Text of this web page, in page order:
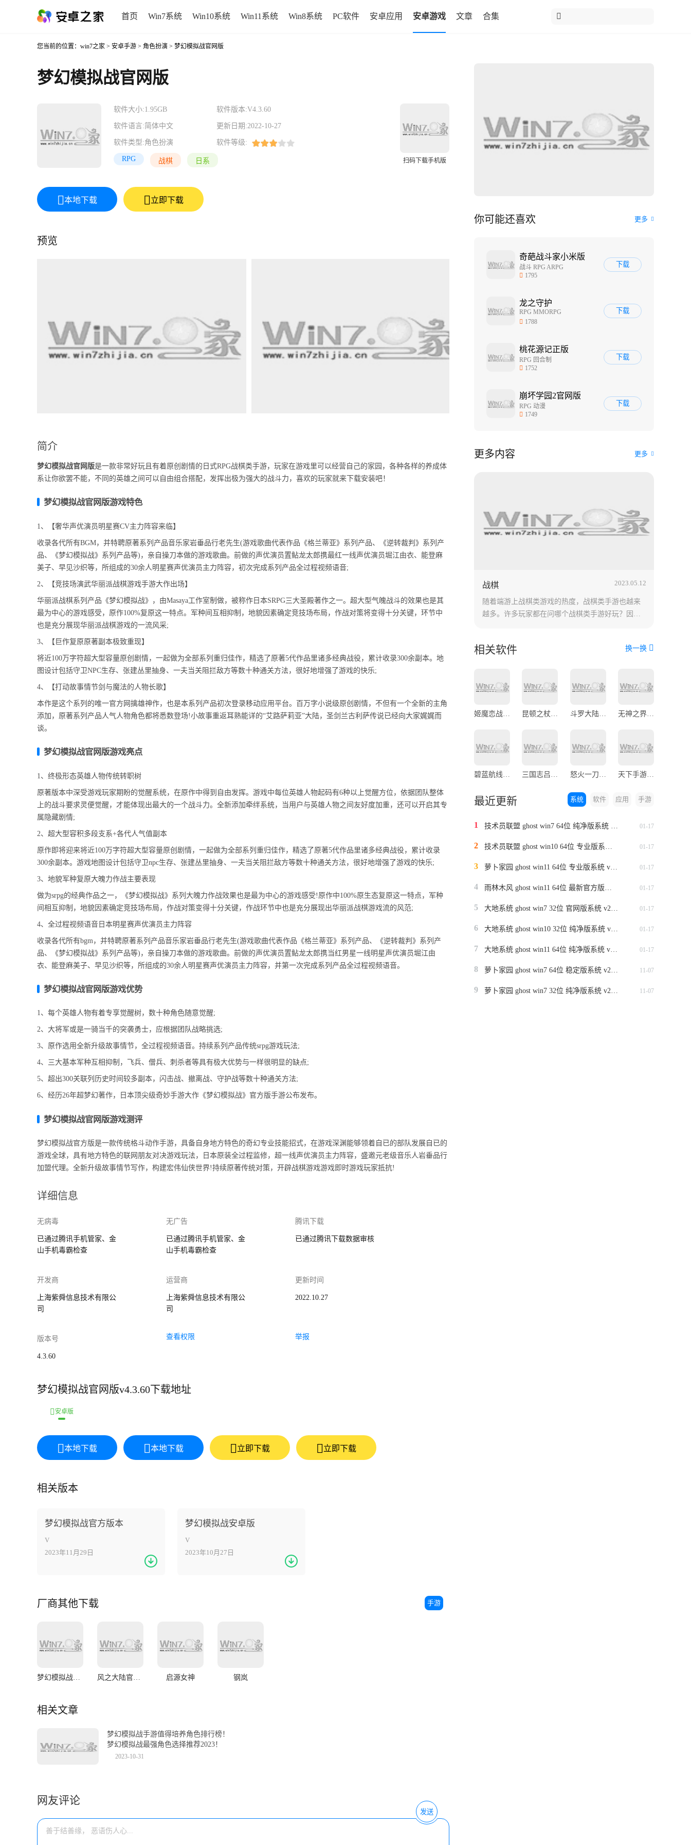
首页 Win7系统 Win10系统 Win11系统 Win8系统 PC软件 安卓应用 安卓游戏 文章 合集
您当前的位置： win7之家 > 安卓手游 > 角色扮演 > 梦幻模拟战官网版
梦幻模拟战官网版
软件大小:1.95GB 软件版本:V4.3.60
软件语言:简体中文 更新日期:2022-10-27
软件类型:角色扮演 软件等级:
RPG 战棋 日系 扫码下载手机版
本地下载 立即下载
预览
简介
梦幻模拟战官网版是一款非常好玩且有着原创剧情的日式RPG战棋类手游，玩家在游戏里可以经营自己的家园，各种各样的养成体
系让你欲罢不能，不同的英雄之间可以自由组合搭配，发挥出极为强大的战斗力，喜欢的玩家就来下载安装吧！
梦幻模拟战官网版游戏特色
1、【奢华声优演员明星赛CV主力阵容来临】
收录各代所有BGM，并特聘原著系列产品音乐家岩垂品行老先生(游戏歌曲代表作品《格兰蒂亚》系列产品、《逆转裁判》系列产
品、《梦幻模拟战》系列产品等)，亲自操刀本做的游戏歌曲。前做的声优演员置鲇龙太郎携最红一线声优演员堀江由衣、能登麻
美子、早见沙织等，所组成的30余人明星赛声优演员主力阵容，初次完成系列产品全过程视频语音;
2、【竞技场演武华丽派战棋游戏手游大作出场】
华丽派战棋系列产品《梦幻模拟战》，由Masaya工作室制做，被称作日本SRPG三大圣殿著作之一。超大型气魄战斗的效果也是其
最为中心的游戏感受，原作100%复原这一特点。军种间互相抑制，地貌因素确定竞技场布局，作战对策将变得十分关键，环节中
也是充分展现华丽派战棋游戏的一流风采;
3、【巨作复原原著副本极致重现】
将近100万字符超大型容量原创剧情，一起做为全部系列重归佳作，精选了原著5代作品里诸多经典战役，累计收录300余副本。地
图设计包括守卫NPC生存、张建丛里抽身、一夫当关阻拦敌方等数十种通关方法，很好地增强了游戏的快乐;
4、【打动故事情节剑与魔法的人物长歌】
本作是这个系列的唯一官方网擒雄神作，也是本系列产品初次登录移动应用平台。百万字小说级原创剧情，不但有一个全新的主角
添加，原著系列产品人气人物角色都将悉数登场!小故事重返耳熟能详的“艾路萨莉亚”大陆，圣剑兰古利萨传说已经向大家娓娓而
谈。
梦幻模拟战官网版游戏亮点
1、终极形态英雄人物传统转职树
原著版本中深受游戏玩家期盼的觉醒系统，在原作中得到自由发挥。游戏中每位英雄人物起码有6种以上觉醒方位，依据团队整体
上的战斗要求灵便觉醒，才能体现出最大的一个战斗力。全新添加牵绊系统，当用户与英雄人物之间友好度加重，还可以开启其专
属隐藏剧情;
2、超大型容积多段支系+各代人气值副本
原作即将迎来将近100万字符超大型容量原创剧情，一起做为全部系列重归佳作，精选了原著5代作品里诸多经典战役，累计收录
300余副本。游戏地图设计包括守卫npc生存、张建丛里抽身、一夫当关阻拦敌方等数十种通关方法，很好地增强了游戏的快乐;
3、地貌军种复原大魄力作战主要表现
做为srpg的经典作品之一，《梦幻模拟战》系列大魄力作战效果也是最为中心的游戏感受!原作中100%原生态复原这一特点，军种
间相互抑制，地貌因素确定竞技场布局，作战对策变得十分关键，作战环节中也是充分展现出华丽派战棋游戏流的风范;
4、全过程视频语音日本明星赛声优演员主力阵容
收录各代所有bgm，并特聘原著系列产品音乐家岩垂品行老先生(游戏歌曲代表作品《格兰蒂亚》系列产品、《逆转裁判》系列产
品、《梦幻模拟战》系列产品等)，亲自操刀本做的游戏歌曲。前做的声优演员置鲇龙太郎携当红男星一线明星声优演员堀江由
衣、能登麻美子、早见沙织等，所组成的30余人明星赛声优演员主力阵容，并第一次完成系列产品全过程视频语音。
梦幻模拟战官网版游戏优势
1、每个英雄人物有着专享觉醒树，数十种角色随意觉醒;
2、大将军或是一骑当千的突袭勇士，应根据团队战略挑选;
3、原作选用全新升级故事情节，全过程视频语音。持续系列产品传统srpg游戏玩法;
4、三大基本军种互相抑制，飞兵、僧兵、刺杀者等具有极大优势与一样很明显的缺点;
5、超出300关联列历史时间较多副本，闪击战、撤离战、守护战等数十种通关方法;
6、经历26年超梦幻著作，日本顶尖级奇妙手游大作《梦幻模拟战》官方版手游公布发布。
梦幻模拟战官网版游戏测评
梦幻模拟战官方版是一款传统格斗动作手游，具备自身地方特色的奇幻专业技能招式，在游戏深渊能够领着自已的部队发展自已的
游戏全球，具有地方特色的联网朋友对决游戏玩法，日本原装全过程监修，超一线声优演员主力阵容，盛邀元老级音乐人岩垂品行
加盟代理。全新升级故事情节写作，构建宏伟仙侠世界!持续原著传统对策，开辟战棋游戏游戏即时游戏玩家抵抗!
详细信息
无病毒
已通过腾讯手机管家、金
山手机毒霸检查
无广告
已通过腾讯手机管家、金
山手机毒霸检查
腾讯下载
已通过腾讯下载数据审核
开发商
上海紫舜信息技术有限公
司
运营商
上海紫舜信息技术有限公
司
更新时间
2022.10.27
版本号
4.3.60
查看权限 举报
梦幻模拟战官网版v4.3.60下载地址
安卓版
本地下载 本地下载 立即下载 立即下载
相关版本
梦幻模拟战官方版本
V
2023年11月29日
梦幻模拟战安卓版
V
2023年10月27日
厂商其他下载 手游
梦幻模拟战安卓版 风之大陆官网版 启源女神 钢岚
相关文章
梦幻模拟战手游值得培养角色排行榜！
梦幻模拟战最强角色选择推荐2023！
2023-10-31
网友评论
发送
你可能还喜欢 更多
奇葩战斗家小米版
战斗 RPG ARPG
1795
下载
龙之守护
RPG MMORPG
1788
下载
桃花源记正版
RPG 回合制
1752
下载
崩坏学园2官网版
RPG 动漫
1749
下载
更多内容 更多
战棋 2023.05.12
随着端游上战棋类游戏的热度，战棋类手游也越来
越多。许多玩家都在问哪个战棋类手游好玩？因
棋手游。如果你是战棋类游戏的忠实粉丝，那么一
相关软件 换一换
斗罗大陆武魂觉醒官方正版 无神之界最新版
天下手游官方版本
最近更新 手游
应用
软件
系统
1 01-17
2 01-17
3 01-17
4 01-17
5 01-17
6 01-17
7 01-17
8 11-07
9 11-07